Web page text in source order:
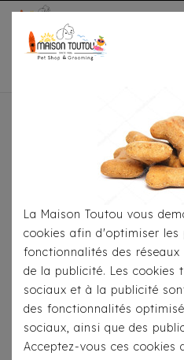
Accueil
Manteaux
La Maison Toutou vous
cookies afin d'optimiser les
fonctionnalités des
de la publicité. Les cookies
sociaux et à la publicité
des fonctionnalités
sociaux, ainsi que des
Acceptez-vous ces cookies